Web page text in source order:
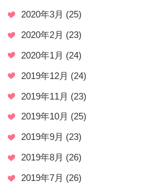
2020年3月 (25)
2020年2月 (23)
2020年1月 (24)
2019年12月 (24)
2019年11月 (23)
2019年10月 (25)
2019年9月 (23)
2019年8月 (26)
2019年7月 (26)